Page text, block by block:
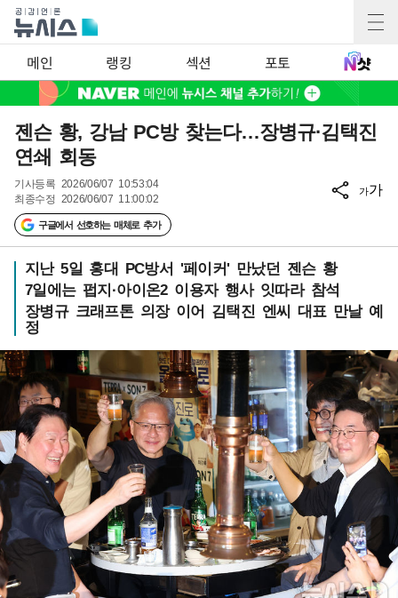
메인 랭킹 섹션 포토
젠슨 황, 강남 PC방 찾는다…장병규·김택진
연쇄 회동
기사등록 2026/06/07 10:53:04
최종수정 2026/06/07 11:00:02
구글에서 선호하는 매체로 추가
가가
지난 5일 홍대 PC방서 '페이커' 만났던 젠슨 황
7일에는 펍지·아이온2 이용자 행사 잇따라 참석
장병규 크래프톤 의장 이어 김택진 엔씨 대표 만날 예
정